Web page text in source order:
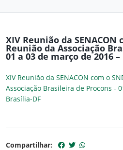
XIV Reunião da SENACON
Reunião da Associação
01 a 03 de março de 2016
XIV Reunião da SENACON com o
Associação Brasileira de Procons -
Brasília-DF
Compartilhar: